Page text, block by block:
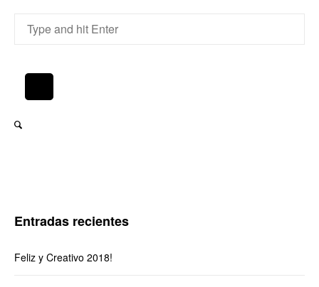
Entradas recientes
Feliz y Creativo 2018!